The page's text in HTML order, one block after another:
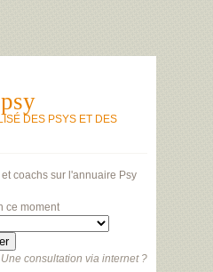
DES PSYS ET DES
coachs sur l'annuaire Psy
ce moment
Une consultation via internet ?